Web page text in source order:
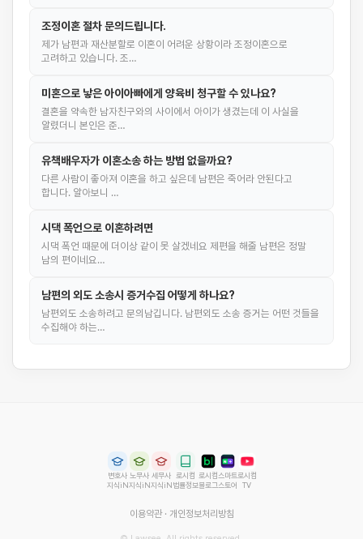
조정이혼 절차 문의드립니다.
제가 남편과 재산분할로 이혼이 어려운 상황이라 조정이혼으로
고려하고 있습니다. 조…
미혼으로 낳은 아이아빠에게 양육비 청구할 수 있나요?
결혼을 약속한 남자친구와의 사이에서 아이가 생겼는데 이 사실을
알렸더니 본인은 준…
유책배우자가 이혼소송 하는 방법 없을까요?
다른 사람이 좋아져 이혼을 하고 싶은데 남편은 죽어라 안된다고
합니다. 알아보니 …
시댁 폭언으로 이혼하려면
시댁 폭언 때문에 더이상 같이 못 살겠네요 제편을 해줄 남편은 정말
남의 편이네요…
남편의 외도 소송시 증거수집 어떻게 하나요?
남편외도 소송하려고 문의남깁니다. 남편외도 소송 증거는 어떤 것들을
수집해야 하는…
변호사
지식iN
노무사
지식iN
세무사
지식iN
로시컴
법률정보
로시컴
블로그
스마트
스토어
로시컴
TV
이용약관· 개인정보처리방침